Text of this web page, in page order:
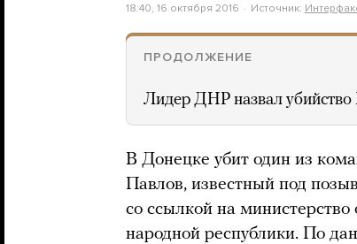
18:40, 16 октября 2016 Источник:
ПРОДОЛЖЕНИЕ
Лидер ДНР назвал
В Донецке убит один из
Павлов, известный под
со ссылкой на
народной республики. По